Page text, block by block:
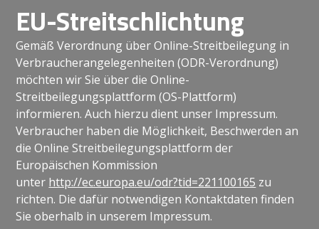
EU-Streitschlichtung
Gemäß Verordnung über Online-Streitbeilegung in
Verbraucherangelegenheiten (ODR-Verordnung)
möchten wir Sie über die Online-
Streitbeilegungsplattform (OS-Plattform)
informieren. Auch hierzu dient unser Impressum.
Verbraucher haben die Möglichkeit, Beschwerden an
die Online Streitbeilegungsplattform der
Europäischen Kommission
unter http://ec.europa.eu/odr?tid=221100165 zu
richten. Die dafür notwendigen Kontaktdaten finden
Sie oberhalb in unserem Impressum.